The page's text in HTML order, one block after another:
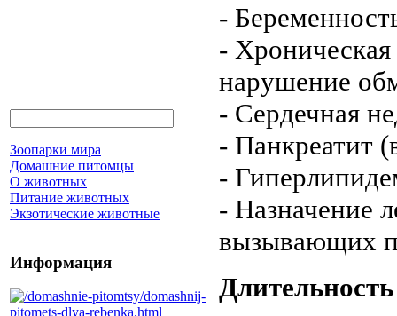
Зоопарки мира
Домашние питомцы
О животных
Питание животных
Экзотические животные
Информация
-
- Хроническая
нарушение
- Сердечная
- Панкреатит
-
- Назначение
вызывающих